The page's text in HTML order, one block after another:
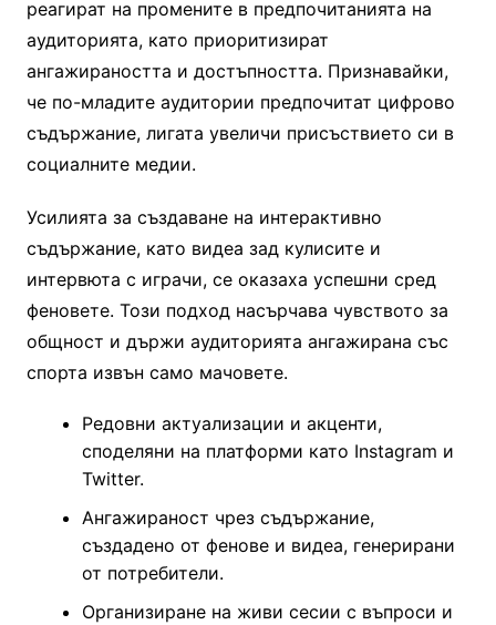
реагират на промените в предпочитанията на
аудиторията, като приоритизират
ангажираността и достъпността. Признавайки,
че по-младите аудитории предпочитат цифрово
съдържание, лигата увеличи присъствието си в
социалните медии.
Усилията за създаване на интерактивно
съдържание, като видеа зад кулисите и
интервюта с играчи, се оказаха успешни сред
феновете. Този подход насърчава чувството за
общност и държи аудиторията ангажирана със
спорта извън само мачовете.
Редовни актуализации и акценти,
споделяни на платформи като Instagram и
Twitter.
Ангажираност чрез съдържание,
създадено от фенове и видеа, генерирани
от потребители.
Организиране на живи сесии с въпроси и